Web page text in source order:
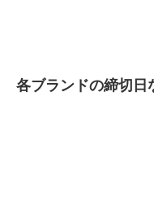
各ブランドの締切日